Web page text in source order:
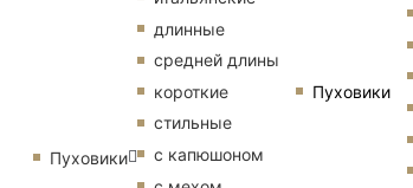
Пуховики
Пуховики
длинные
средней длины
короткие
стильные
с капюшоном